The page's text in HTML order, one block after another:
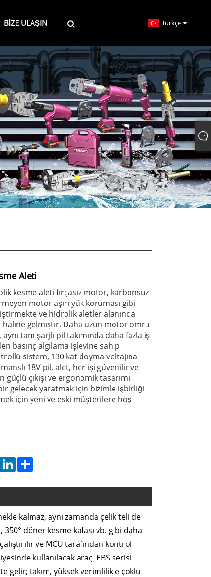
BIZE ULAŞIN Türkçe
Aleti
kesme aleti fırçasız motor, karbonsuz
motor aşırı yük koruması gibi
ve hidrolik aletler alanında
gelmiştir. Daha uzun motor ömrü
tam şarjlı pil takımında daha fazla iş
basınç algılama işlevine sahip
sistem, 130 kat doyma voltajına
18V pil, alet, her işi güvenilir ve
çıkışı ve ergonomik tasarımı
gelecek yaratmak için bizimle işbirliği
için yeni ve eski müşterilere hoş
LinkedInShare
kalmaz, aynı zamanda çelik teli de
döner kesme kafası vb. gibi daha
ve MCU tarafından kontrol
kullanılacak araç. EBS serisi
gelir; takım, yüksek verimlilikle çoklu